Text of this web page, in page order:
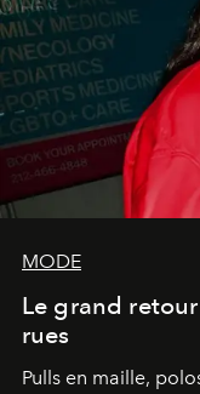
MODE
Le grand
rues
Pulls en maille,